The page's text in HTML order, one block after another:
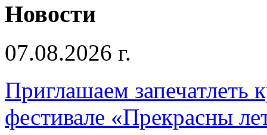
Новости
07.08.2026 г.
Приглашаем запечатлеть
фестивале «Прекрасны